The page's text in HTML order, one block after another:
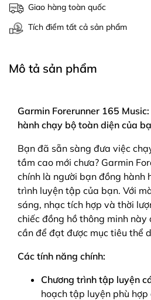
Giao hàng toàn quốc
Tích điểm tất cả sản phẩm
Mô tả sản phẩm
Garmin Forerunner 165
hành chạy bộ toàn diện của
Bạn đã sẵn sàng đưa việc
tầm cao mới chưa? Garmin
chính là người bạn đồng hành
trình luyện tập của bạn. Với
sáng, nhạc tích hợp và thời
chiếc đồng hồ thông minh
cần để đạt được mục tiêu thể
Các tính năng chính:
Chương trình tập luyện
hoạch tập luyện phù